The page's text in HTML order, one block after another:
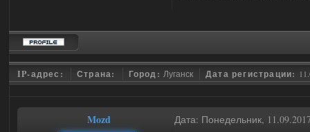
IP-адрес: Страна: Город:Луганск Дата регистрации:
Mozd Дата: Понедельник,